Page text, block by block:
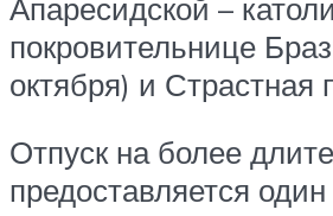
Апаресидской –
покровительнице
октября) и Страстная
Отпуск на более
предоставляется